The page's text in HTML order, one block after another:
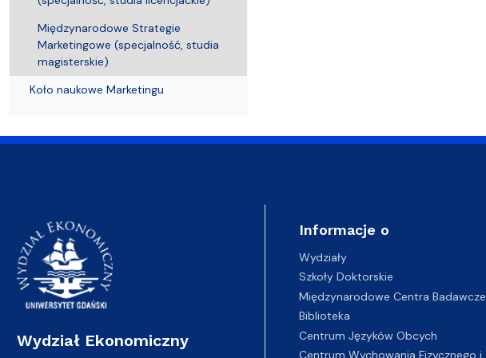
Międzynarodowe Strategie
Marketingowe (specjalność, studia
magisterskie)
Koło naukowe Marketingu
Wydział Ekonomiczny
Informacje o
Wydziały
Szkoły Doktorskie
Międzynarodowe Centra Badawcze
Biblioteka
Centrum Języków Obcych
Centrum Wychowania Fizycznego i